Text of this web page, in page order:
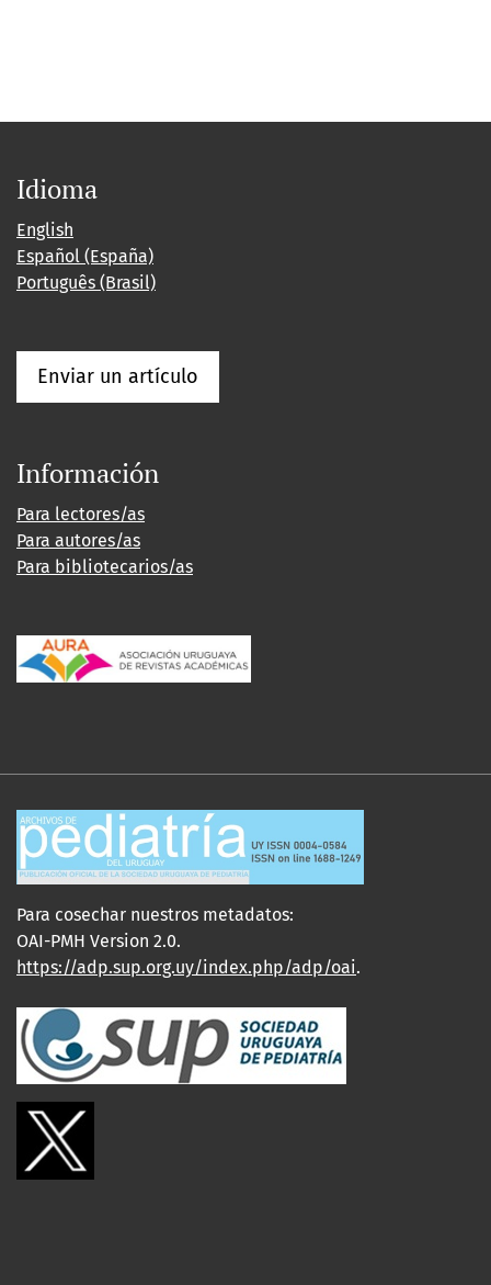
Idioma
English
Español (España)
Português (Brasil)
Enviar un artículo
Información
Para lectores/as
Para autores/as
Para bibliotecarios/as
Para cosechar nuestros metadatos:
OAI-PMH Version 2.0.
https://adp.sup.org.uy/index.php/adp/oai.